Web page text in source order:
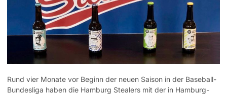
Rund vier Monate vor Beginn der neuen Saison in der Baseball-
Bundesliga haben die Hamburg Stealers mit der in Hamburg-